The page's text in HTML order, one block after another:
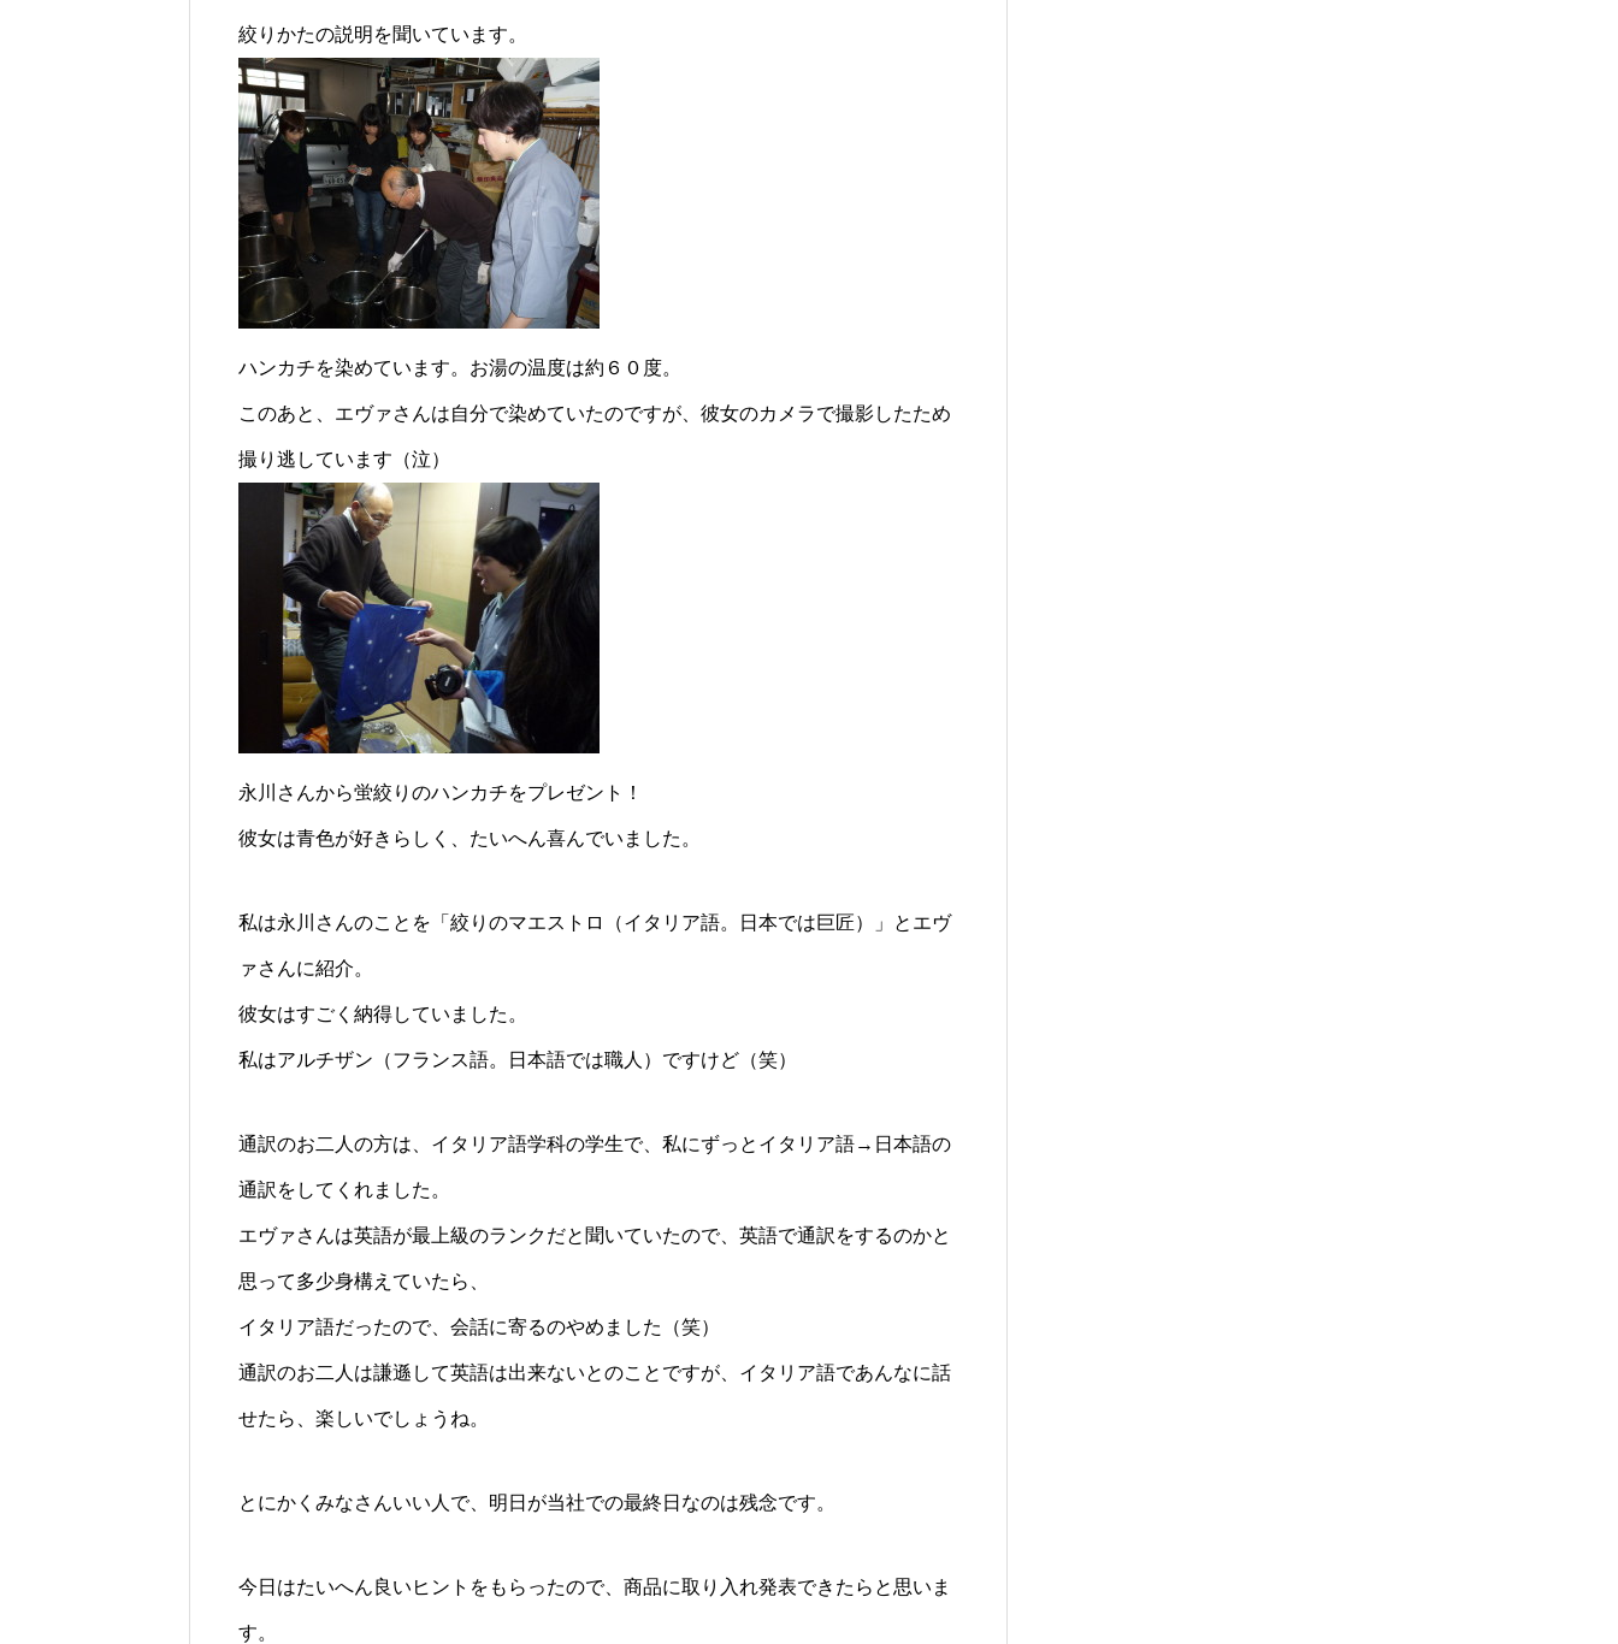
絞りかたの説明を聞いています。
ハンカチを染めています。お湯の温度は約６０度。
このあと、エヴァさんは自分で染めていたのですが、彼女のカメラで撮影したため
撮り逃しています（泣）
永川さんから蛍絞りのハンカチをプレゼント！
彼女は青色が好きらしく、たいへん喜んでいました。
私は永川さんのことを「絞りのマエストロ（イタリア語。日本では巨匠）」とエヴ
ァさんに紹介。
彼女はすごく納得していました。
私はアルチザン（フランス語。日本語では職人）ですけど（笑）
通訳のお二人の方は、イタリア語学科の学生で、私にずっとイタリア語→日本語の
通訳をしてくれました。
エヴァさんは英語が最上級のランクだと聞いていたので、英語で通訳をするのかと
思って多少身構えていたら、
イタリア語だったので、会話に寄るのやめました（笑）
通訳のお二人は謙遜して英語は出来ないとのことですが、イタリア語であんなに話
せたら、楽しいでしょうね。
とにかくみなさんいい人で、明日が当社での最終日なのは残念です。
今日はたいへん良いヒントをもらったので、商品に取り入れ発表できたらと思いま
す。